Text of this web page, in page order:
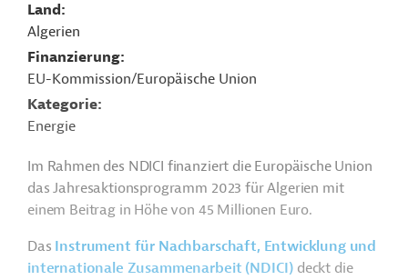
Land
Algerien
Finanzierung
EU-Kommission/Europäische Union
Kategorie
Energie
Im Rahmen des NDICI finanziert die Europäische Union
das Jahresaktionsprogramm 2023 für Algerien mit
einem Beitrag in Höhe von 45 Millionen Euro.
Das Instrument für Nachbarschaft, Entwicklung und
internationale Zusammenarbeit (NDICI) deckt die